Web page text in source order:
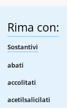
Rima con:
Sostantivi
abati
accolitati
acetilsalicilati